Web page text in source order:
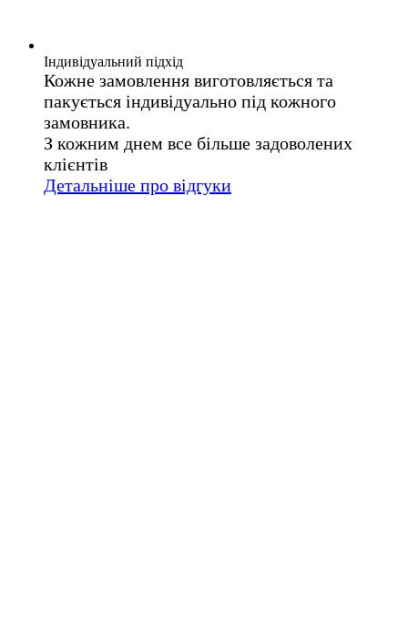
Індивідуальний підхід
Кожне замовлення виготовляється та
пакується індивідуально під кожного
замовника.
З кожним днем все більше задоволених
клієнтів
Детальніше про відгуки